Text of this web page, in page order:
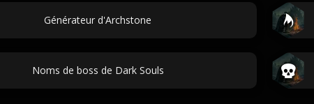
Générateur d'Archstone
Noms de boss de Dark Souls